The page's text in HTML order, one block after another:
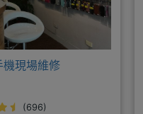
現場維修
(696)